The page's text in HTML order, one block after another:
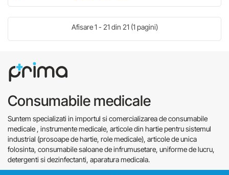
Afisare 1 - 21 din 21 (1 pagini)
Consumabile medicale
Suntem specializati in importul si comercializarea de consumabile
medicale , instrumente medicale, articole din hartie pentru sistemul
industrial (prosoape de hartie, role medicale), articole de unica
folosinta, consumabile saloane de infrumusetare, uniforme de lucru,
detergenti si dezinfectanti, aparatura medicala.